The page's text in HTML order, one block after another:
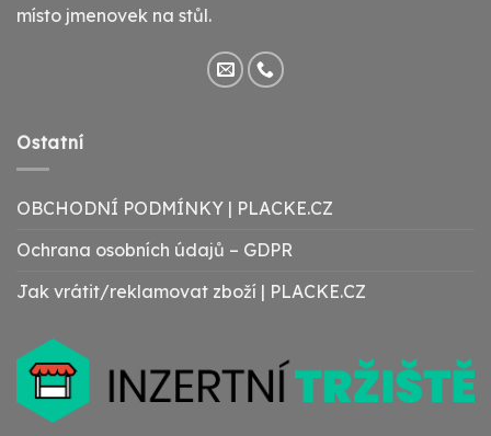
místo jmenovek na stůl.
Ostatní
OBCHODNÍ PODMÍNKY | PLACKE.CZ
Ochrana osobních údajů – GDPR
Jak vrátit/reklamovat zboží | PLACKE.CZ